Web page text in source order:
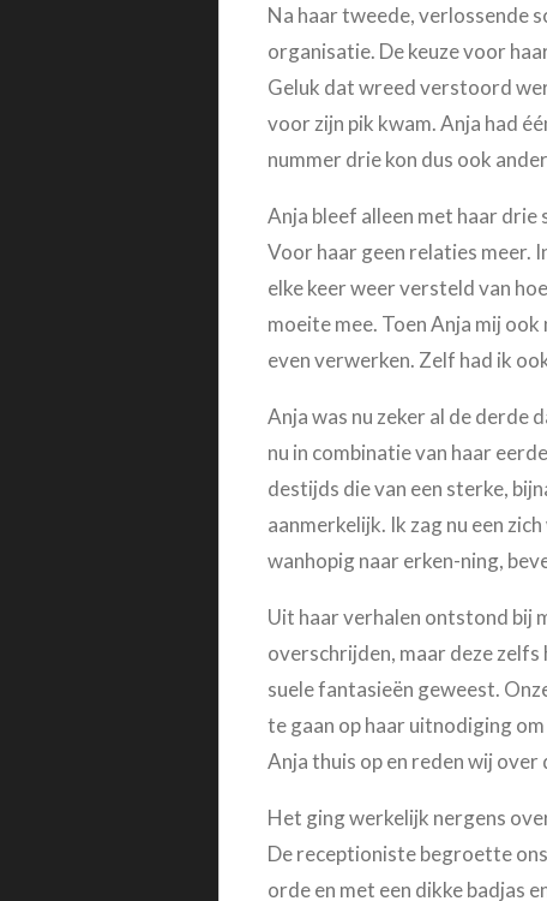
Na haar tweede, verlossende
organisatie. De keuze voor
Geluk dat wreed verstoord
voor zijn pik kwam. Anja had
nummer drie kon dus ook
Anja bleef alleen met haar drie
Voor haar geen relaties meer.
elke keer weer versteld van
moeite mee. Toen Anja mij
even verwerken. Zelf had ik
Anja was nu zeker al de derde
nu in combinatie van haar
destijds die van een sterke,
aanmerkelijk. Ik zag nu een
wanhopig naar erken-ning,
Uit haar verhalen ontstond bij
overschrijden, maar deze
suele fantasieën geweest.
te gaan op haar uitnodiging
Anja thuis op en reden wij
Het ging werkelijk nergens
De receptioniste begroette
orde en met een dikke badjas